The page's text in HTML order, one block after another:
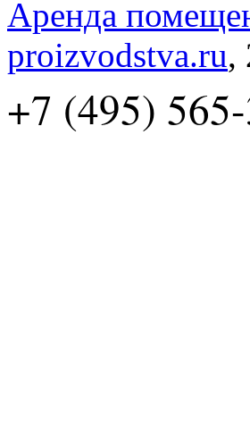
Аренда
proizvodstva.ru,
+7 (495)